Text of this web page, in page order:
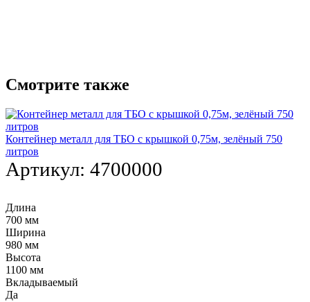
Смотрите также
Контейнер металл для ТБО с крышкой 0,75м, зелёный 750
литров
Артикул: 4700000
Длина
700 мм
Ширина
980 мм
Высота
1100 мм
Вкладываемый
Да